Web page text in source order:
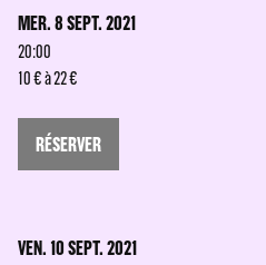
MER. 8 SEPT. 2021
20:00
10 € à 22 €
RÉSERVER
VEN. 10 SEPT. 2021